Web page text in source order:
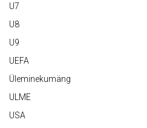
U7
U8
U9
UEFA
Üleminekumäng
ULME
USA